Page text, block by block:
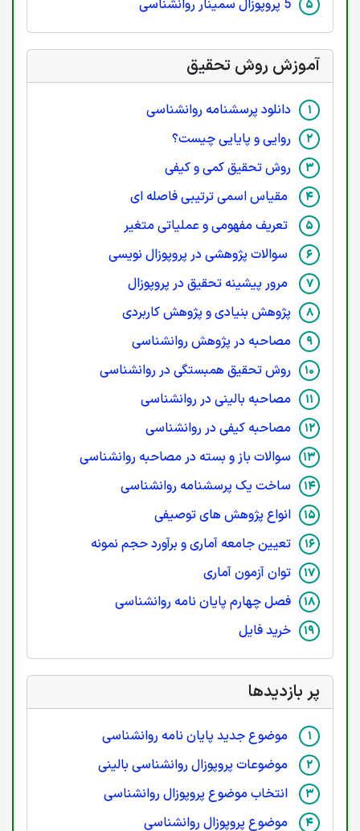
5 پروپوزال سمینار روانشناسی
آموزش روش تحقیق
دانلود پرسشنامه روانشناسی
روایی و پایایی چیست؟
روش تحقیق کمی و کیفی
مقیاس اسمی ترتیبی فاصله ای
تعریف مفهومی و عملیاتی متغیر
سوالات پژوهشی در پروپوزال نویسی
مرور پیشینه تحقیق در پروپوزال
پژوهش بنیادی و پژوهش کاربردی
مصاحبه در پژوهش روانشناسی
روش تحقیق همبستگی در روانشناسی
مصاحبه بالینی در روانشناسی
مصاحبه کیفی در روانشناسی
سوالات باز و بسته در مصاحبه روانشناسی
ساخت یک پرسشنامه روانشناسی
انواع پژوهش های توصیفی
تعیین جامعه آماری و برآورد حجم نمونه
توان آزمون آماری
فصل چهارم پایان نامه روانشناسی
خرید فایل
پر بازدیدها
موضوع جدید پایان نامه روانشناسی
موضوعات پروپوزال روانشناسی بالینی
انتخاب موضوع پروپوزال روانشناسی
موضوع پروپوزال روانشناسی